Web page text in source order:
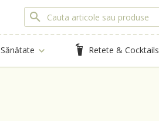
Sănătate Retete & Cocktails